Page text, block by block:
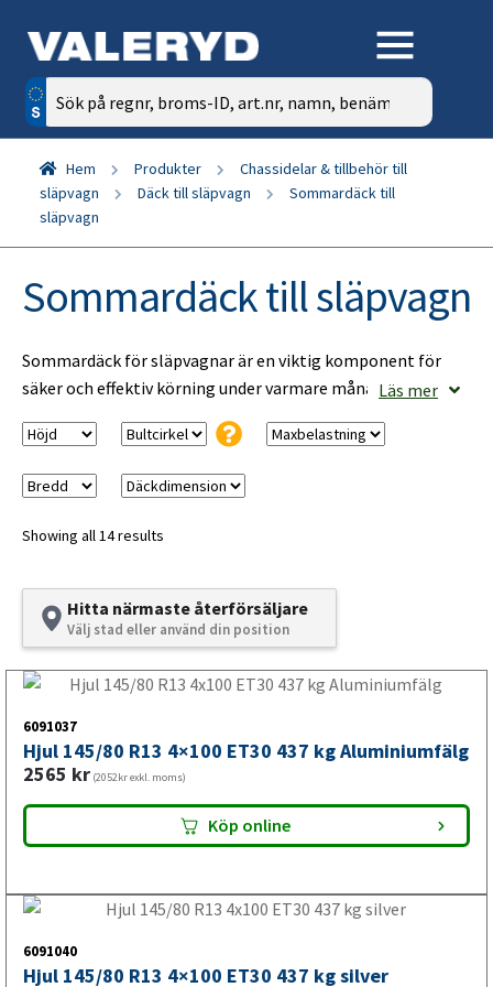
Sök
efter:
Hem Produkter
Chassidelar & tillbehör till
släpvagn
Däck till släpvagn
Sommardäck till
släpvagn
Sommardäck till släpvagn
Sommardäck för släpvagnar är en viktig komponent för
säker och effektiv körning under varmare månader. Dessa
stabilitet på torra och våta vägbanor, vilket säkerställer en
trygg och behaglig transport av dina laster. Med rätt
sommardäck kan du förbättra bränsleeffektiviteten och
körkomforten, samtidigt som du minskar risken för
VALERYDS sommardäck till
släpvagn och trailer
Vi arbetar hårt för att alltid erbjuda varor i absolut högsta
undantag. Välj bland modeller på aluminiumfälg eller
enklare men hållbara varianter i stål.
Kontrollera däckens dimension
Läs mer
Showing all 14 results
Hitta närmaste återförsäljare
Välj stad eller använd din position
6091037
Hjul 145/80 R13 4×100 ET30 437 kg Aluminiumfälg
2565 kr (2052kr exkl. moms)
Köp online
6091040
Hjul 145/80 R13 4×100 ET30 437 kg silver